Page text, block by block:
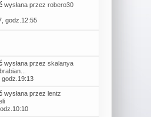
wysłana przezrobero30
godz.12:55
wysłana przezskalanya
godz.19:13
wysłana przezlentz